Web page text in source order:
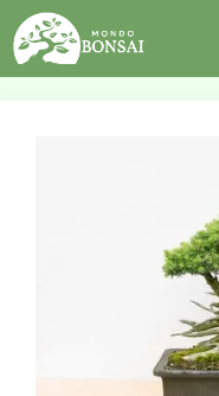
Vai
al
contenuto